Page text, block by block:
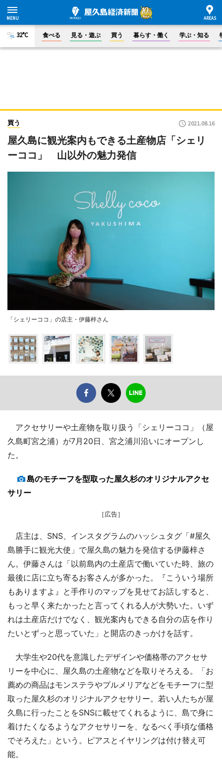
32°C 食べる 見る・遊ぶ 買う 暮らす・働く 学ぶ・知る
買う 2021.08.16
屋久島に観光案内もできる土産物店「シェリ
ーココ」 山以外の魅力発信
「シェリーココ」の店主・伊藤梓さん
アクセサリーや土産物を取り扱う「シェリーココ」（屋
久島町宮之浦）が7月20日、宮之浦川沿いにオープンし
た。
島のモチーフを型取った屋久杉のオリジナルアクセ
サリー
［広告］
店主は、SNS、インスタグラムのハッシュタグ「#屋久
島勝手に観光大使」で屋久島の魅力を発信する伊藤梓さ
ん。伊藤さんは「以前島内の土産店で働いていた時、旅の
最後に店に立ち寄るお客さんが多かった。『こういう場所
もありますよ』と手作りのマップを見せてお話しすると、
もっと早く来たかったと言ってくれる人が大勢いた。いず
れは土産店だけでなく、観光案内もできる自分の店を作り
たいとずっと思っていた」と開店のきっかけを話す。
大学生や20代を意識したデザインや価格帯のアクセサ
リーを中心に、屋久島の土産物などを取りそろえる。「お
薦めの商品はモンステラやプルメリアなどをモチーフに型
取った屋久杉のオリジナルアクセサリー。若い人たちが屋
久島に行ったことをSNSに載せてくれるように、島で身に
着けたくなるようなアクセサリーを、なるべく手頃な価格
でそろえた」という。ピアスとイヤリングは付け替え可
能。